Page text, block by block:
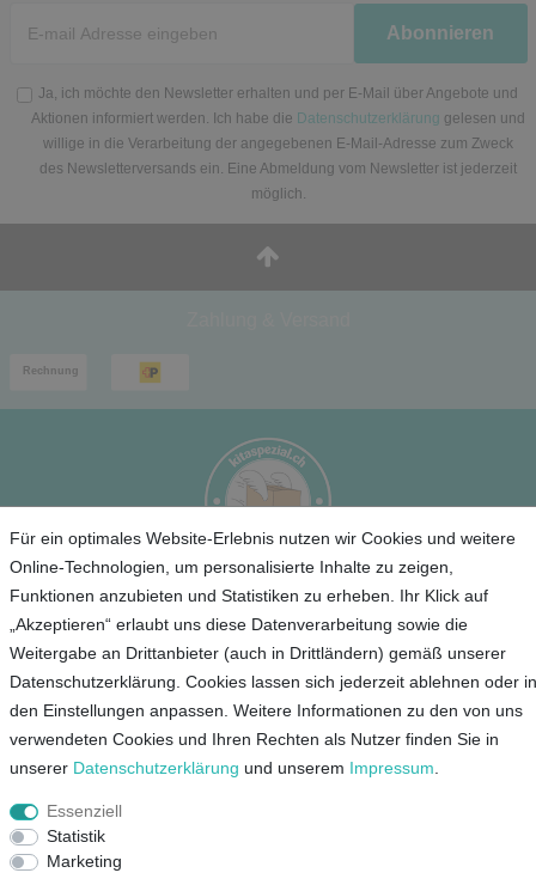
Honig
Abonnieren
Ja, ich möchte den Newsletter erhalten und per E-Mail über Angebote und
Aktionen informiert werden. Ich habe die Datenschutzerklärung gelesen und
willige in die Verarbeitung der angegebenen E-Mail-Adresse zum Zweck
des Newsletterversands ein. Eine Abmeldung vom Newsletter ist jederzeit
möglich.
Für ein optimales Website-Erlebnis nutzen wir Cookies und weitere
Online-Technologien, um personalisierte Inhalte zu zeigen,
Funktionen anzubieten und Statistiken zu erheben. Ihr Klick auf
„Akzeptieren“ erlaubt uns diese Datenverarbeitung sowie die
Weitergabe an Drittanbieter (auch in Drittländern) gemäß unserer
Datenschutzerklärung. Cookies lassen sich jederzeit ablehnen oder in
den Einstellungen anpassen. Weitere Informationen zu den von uns
verwendeten Cookies und Ihren Rechten als Nutzer finden Sie in
unserer Daten­schutz­erklärung und unserem Impressum
Essenziell
Statistik
Marketing
Service
Unternehmen
Kontakt
AGB
Impressum